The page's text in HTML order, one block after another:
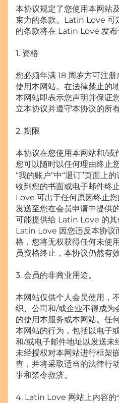
本协议规定了您使用本网站
束力的条款。Latin Love 可
的条款将在 Latin Love 发布
1. 资格
您必须年满 18 周岁方可注
使用本网站。在法律禁止的
本网站即表示您声明并保证
立本协议并遵守本协议的所
2. 期限
本协议在您使用本网站和/或
您可以随时以任何理由终止
“我的账户”中“退订”页面上
收到您的书面或电子邮件终
Love 可出于任何原因终止
发送至您在会员申请中提供
可能提供给 Latin Love 的
Latin Love 因您违反本协议
格，您将无权获得任何未使
员资格终止，本协议仍然有效
3. 会员的非商业用途。
本网站仅供个人会员使用，
织、公司和/或企业不得成为
的使用本服务或本网站。任
本网站的行为，包括以电子
和/或电子邮件地址以发送未
未经授权对本网站进行框架
查，并将采取适当的法律行
事和禁令救济。
4. Latin Love 网站上内容的